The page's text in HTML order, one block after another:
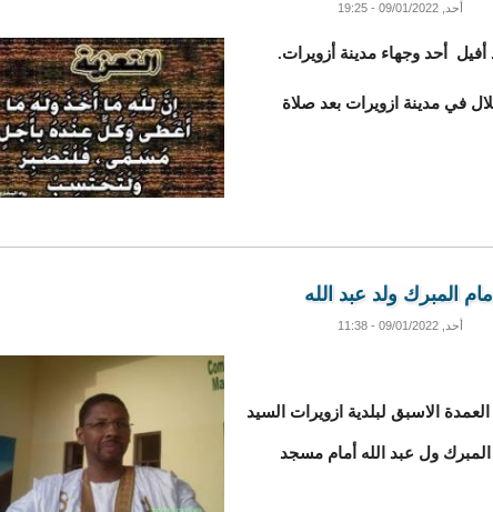
أحد, 09/01/2022 - 19:25
أحد وجهاء مدينة أزويرات.
في مدينة ازويرات بعد صلاة
المبرك ولد عبد الله
أحد, 09/01/2022 - 11:38
الاسبق لبلدية ازويرات السيد
ول عبد الله أمام مسجد